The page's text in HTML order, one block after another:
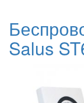
Salus